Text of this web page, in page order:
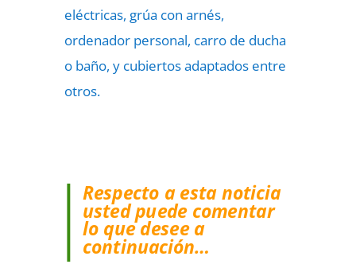
eléctricas, grúa con arnés,
ordenador personal, carro de ducha
o baño, y cubiertos adaptados entre
otros.
Respecto a esta noticia
usted puede comentar
lo que desee a
continuación…